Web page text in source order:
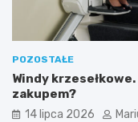
POZOSTAŁE
Windy
zakupem?
14 lipca 2026